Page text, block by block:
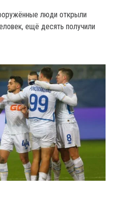
люди открыли
ещё десять получили